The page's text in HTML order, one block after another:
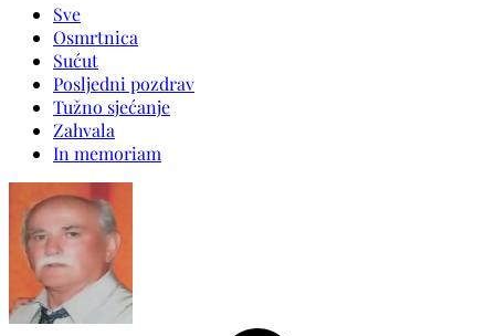
Sve
Osmrtnica
Sućut
Posljedni pozdrav
Tužno sjećanje
Zahvala
In memoriam